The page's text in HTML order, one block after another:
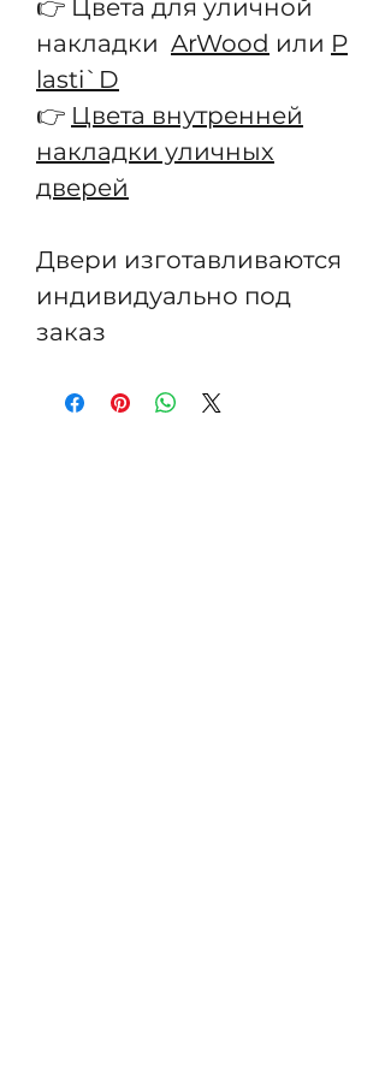
👉 Цвета для уличной
накладки ArWood или P
lasti`D
👉 Цвета внутренней
накладки уличных
дверей
Двери изготавливаются
индивидуально под
заказ